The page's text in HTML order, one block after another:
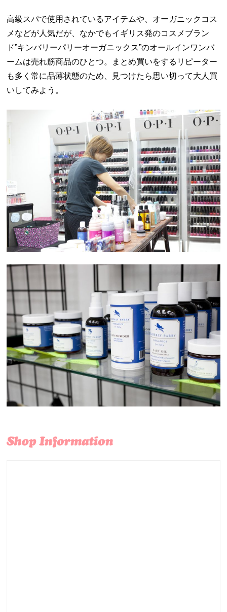
高級スパで使用されているアイテムや、オーガニックコス
メなどが人気だが、なかでもイギリス発のコスメブラン
ド”キンバリーパリーオーガニックス”のオールインワンバ
ームは売れ筋商品のひとつ。まとめ買いをするリピーター
も多く常に品薄状態のため、見つけたら思い切って大人買
いしてみよう。